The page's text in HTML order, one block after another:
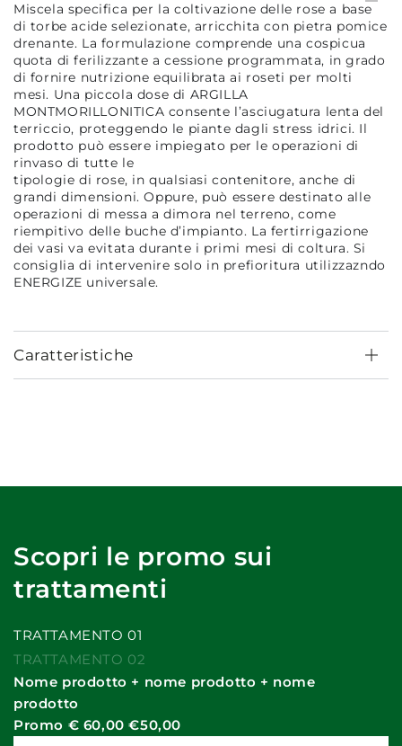
Miscela specifica per la coltivazione delle rose a base
di torbe acide selezionate, arricchita con pietra pomice
drenante. La formulazione comprende una cospicua
quota di ferilizzante a cessione programmata, in grado
di fornire nutrizione equilibrata ai roseti per molti
mesi. Una piccola dose di ARGILLA
MONTMORILLONITICA consente l’asciugatura lenta del
terriccio, proteggendo le piante dagli stress idrici. Il
prodotto può essere impiegato per le operazioni di
rinvaso di tutte le
tipologie di rose, in qualsiasi contenitore, anche di
grandi dimensioni. Oppure, può essere destinato alle
operazioni di messa a dimora nel terreno, come
riempitivo delle buche d’impianto. La fertirrigazione
dei vasi va evitata durante i primi mesi di coltura. Si
consiglia di intervenire solo in prefioritura utilizzazndo
ENERGIZE universale.
Caratteristiche
Scopri le promo sui
trattamenti
TRATTAMENTO 01
TRATTAMENTO 02
Nome prodotto + nome prodotto + nome
prodotto
Promo € 60,00 €50,00